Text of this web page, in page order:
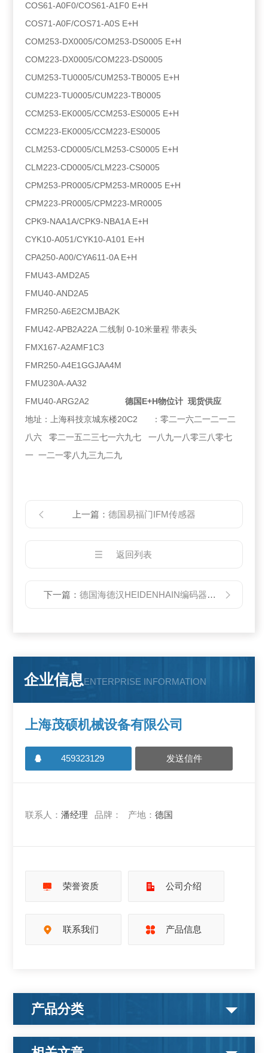
COS61-A0F0/COS61-A1F0 E+H
COS71-A0F/COS71-A0S E+H
COM253-DX0005/COM253-DS0005 E+H
COM223-DX0005/COM223-DS0005
CUM253-TU0005/CUM253-TB0005 E+H
CUM223-TU0005/CUM223-TB0005
CCM253-EK0005/CCM253-ES0005 E+H
CCM223-EK0005/CCM223-ES0005
CLM253-CD0005/CLM253-CS0005 E+H
CLM223-CD0005/CLM223-CS0005
CPM253-PR0005/CPM253-MR0005 E+H
CPM223-PR0005/CPM223-MR0005
CPK9-NAA1A/CPK9-NBA1A E+H
CYK10-A051/CYK10-A101 E+H
CPA250-A00/CYA611-0A E+H
FMU43-AMD2A5
FMU40-AND2A5
FMR250-A6E2CMJBA2K
FMU42-APB2A22A 二线制 0-10米量程 带表头
FMX167-A2AMF1C3
FMR250-A4E1GGJAA4M
FMU230A-AA32
FMU40-ARG2A2
德国E+H物位计 现货供应
地址：上海科技京城东楼20C2 ：零二一六二一二一二
八六 零二一五二三七一六九七 一八九一八零三八零七
一 一二一零八九三九二九
上一篇： 德国易福门IFM传感器
返回列表
下一篇：德国海德汉HEIDENHAIN编码器一级代理
企业信息ENTERPRISE INFORMATION
上海茂硕机械设备有限公司
459323129 发送信件
联系人：潘经理 品牌： 产地：德国
荣誉资质 公司介绍
联系我们 产品信息
产品分类